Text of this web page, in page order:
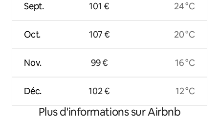
Sept.
Oct.
Nov.
Déc.
101 €
107 €
99 €
102 €
24 °C
20 °C
16 °C
12 °C
Plus d'informations sur Airbnb